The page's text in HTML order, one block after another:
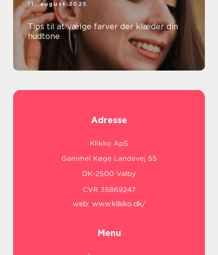
11. august 2025
Tips til at vælge farver der klæder din
hudtone
Adresse
web: www.klikko.dk/
Menu